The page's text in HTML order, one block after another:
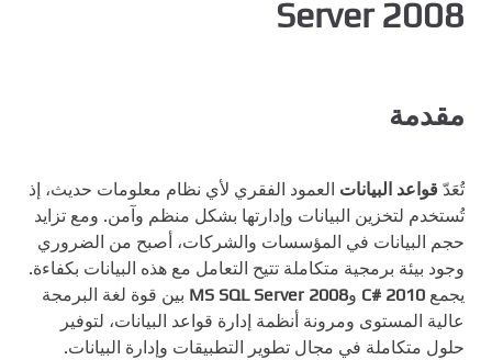
Server 2008
مقدمة
تُعَدّ قواعد البيانات العمود الفقري لأي نظام معلومات حديث، إذ
تُستخدم لتخزين البيانات وإدارتها بشكل منظم وآمن. ومع تزايد
حجم البيانات في المؤسسات والشركات، أصبح من الضروري
وجود بيئة برمجية متكاملة تتيح التعامل مع هذه البيانات بكفاءة.
يجمع C# 2010 وMS SQL Server 2008 بين قوة لغة البرمجة
عالية المستوى ومرونة أنظمة إدارة قواعد البيانات، لتوفير
حلول متكاملة في مجال تطوير التطبيقات وإدارة البيانات.